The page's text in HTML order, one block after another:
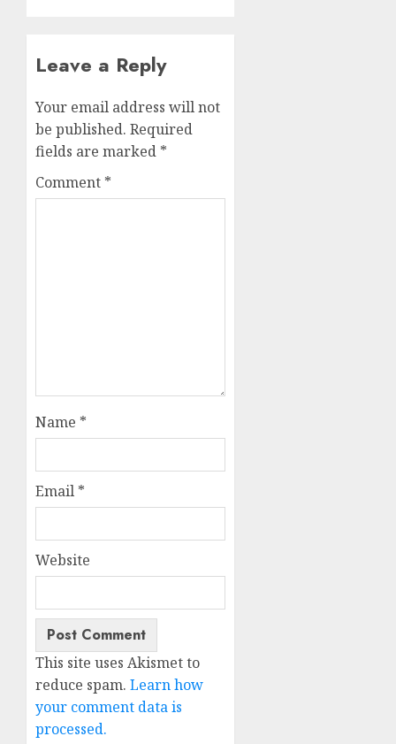
Leave a Reply
Your email address will not
be published. Required
fields are marked *
Comment *
Name *
Email *
Website
This site uses Akismet to
reduce spam. Learn how
your comment data is
processed.